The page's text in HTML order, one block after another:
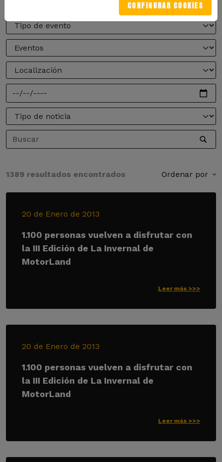
1389 resultados encontrados Ordenar por
20 de Enero de 2013
1.100 personas vuelven a disfrutar con
la III Edición de La Invernal de
MotorLand
Leer más >>>
20 de Enero de 2013
1.100 personas vuelven a disfrutar con
la III Edición de La Invernal de
MotorLand
Leer más >>>
CONFIGURAR COOKIES